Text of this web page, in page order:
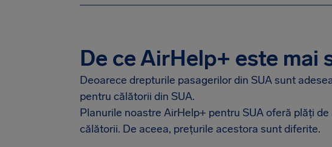
De ce AirHelp+ este mai
Deoarece drepturile pasagerilor din SUA sunt
pentru călătorii din SUA.
Planurile noastre AirHelp+ pentru SUA oferă plăți
călătorii. De aceea, prețurile acestora sunt diferite.